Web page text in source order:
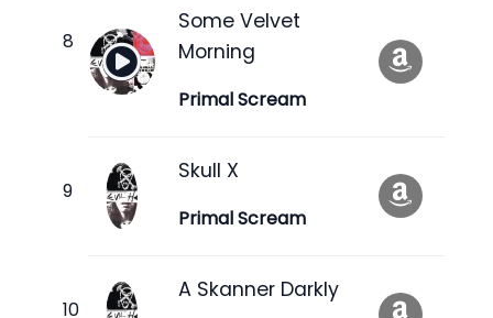
Some Velvet
Morning
Primal Scream
Skull X
Primal Scream
A Skanner Darkly